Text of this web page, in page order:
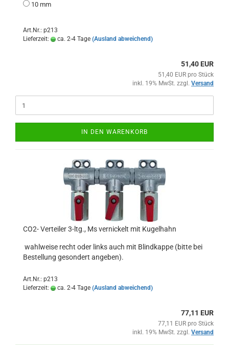
10 mm
Art.Nr.: p213
Lieferzeit:
ca. 2-4 Tage (Ausland abweichend)
51,40 EUR
51,40 EUR pro Stück
inkl. 19% MwSt. zzgl. Versand
IN DEN WARENKORB
CO2- Verteiler 3-ltg., Ms vernickelt mit Kugelhahn
wahlweise recht oder links auch mit Blindkappe (bitte bei
Bestellung gesondert angeben).
Art.Nr.: p213
Lieferzeit:
ca. 2-4 Tage (Ausland abweichend)
77,11 EUR
77,11 EUR pro Stück
inkl. 19% MwSt. zzgl. Versand